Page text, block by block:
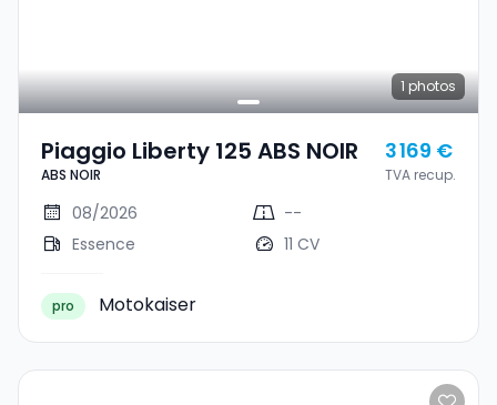
1 photos
Piaggio Liberty 125 ABS NOIR
ABS NOIR
3 169 €
TVA recup.
08/2026
--
Essence
11 CV
pro Motokaiser